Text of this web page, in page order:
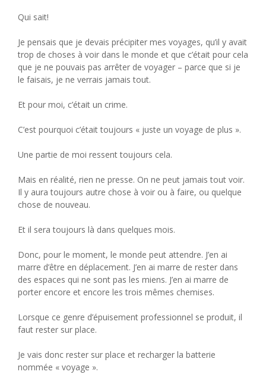
Qui sait!
Je pensais que je devais précipiter mes voyages, qu’il y avait
trop de choses à voir dans le monde et que c’était pour cela
que je ne pouvais pas arrêter de voyager – parce que si je
le faisais, je ne verrais jamais tout.
Et pour moi, c’était un crime.
C’est pourquoi c’était toujours « juste un voyage de plus ».
Une partie de moi ressent toujours cela.
Mais en réalité, rien ne presse. On ne peut jamais tout voir.
Il y aura toujours autre chose à voir ou à faire, ou quelque
chose de nouveau.
Et il sera toujours là dans quelques mois.
Donc, pour le moment, le monde peut attendre. J’en ai
marre d’être en déplacement. J’en ai marre de rester dans
des espaces qui ne sont pas les miens. J’en ai marre de
porter encore et encore les trois mêmes chemises.
Lorsque ce genre d’épuisement professionnel se produit, il
faut rester sur place.
Je vais donc rester sur place et recharger la batterie
nommée « voyage ».